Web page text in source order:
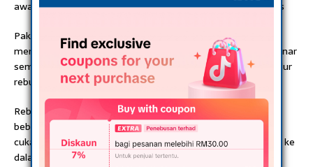
awal. Petua Turunkan Gula Dalam Darah Hanya Telur Rebus
Pakar pemakanan telah menemui sejenis ubat yang
mengawal tahap gula dalam darah, berkesan dan benar-benar
semulajadi. Apa yang anda perlukan adalah cuka, air dan telur
rebus.
Rebus telur pada waktu petang, dan kupas . Cucuk telur
beberapa kali dengan garpu atau pencungkil gigi. Tuangkan
cuka ke dalam mangkuk yang berasingan dan rendam telur ke
dalam cuka. Biarkan ia direndam semalaman.